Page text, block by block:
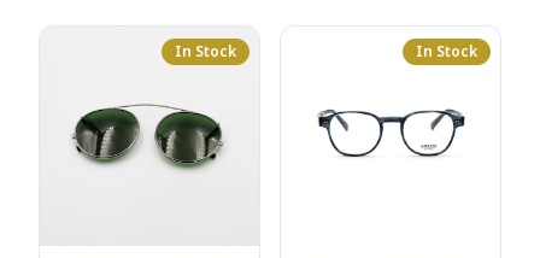
In Stock In Stock